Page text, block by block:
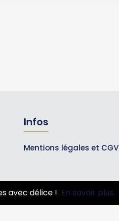
Infos
Mentions légales et CGV
avec délice ! En savoir plus.